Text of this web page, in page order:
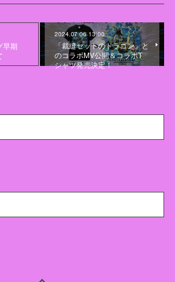
早期
2024.07.06 13:00
「裁縫セットのドラゴン」と
のコラボMV公開＆コラボT
シャツ発売決定！